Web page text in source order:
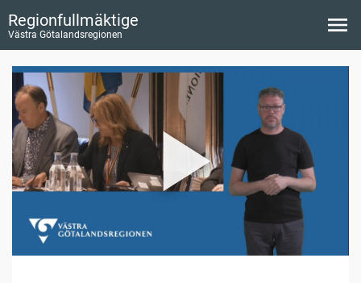
Regionfullmäktige
Västra Götalandsregionen